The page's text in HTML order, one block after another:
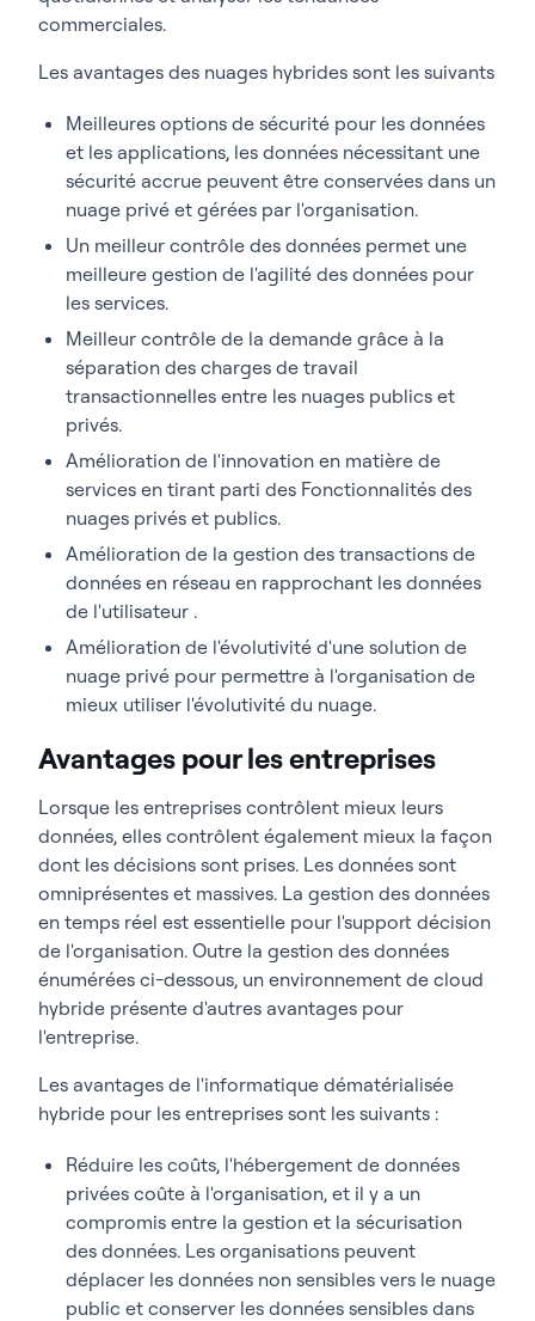
commerciales.
Les avantages des nuages hybrides sont les suivants
Meilleures options de sécurité pour les données
et les applications, les données nécessitant une
sécurité accrue peuvent être conservées dans un
nuage privé et gérées par l'organisation.
Un meilleur contrôle des données permet une
meilleure gestion de l'agilité des données pour
les services.
Meilleur contrôle de la demande grâce à la
séparation des charges de travail
transactionnelles entre les nuages publics et
privés.
Amélioration de l'innovation en matière de
services en tirant parti des Fonctionnalités des
nuages privés et publics.
Amélioration de la gestion des transactions de
données en réseau en rapprochant les données
de l'utilisateur .
Amélioration de l'évolutivité d'une solution de
nuage privé pour permettre à l'organisation de
mieux utiliser l'évolutivité du nuage.
Avantages pour les entreprises
Lorsque les entreprises contrôlent mieux leurs
données, elles contrôlent également mieux la façon
dont les décisions sont prises. Les données sont
omniprésentes et massives. La gestion des données
en temps réel est essentielle pour l'support décision
de l'organisation. Outre la gestion des données
énumérées ci-dessous, un environnement de cloud
hybride présente d'autres avantages pour
l'entreprise.
Les avantages de l'informatique dématérialisée
hybride pour les entreprises sont les suivants :
Réduire les coûts, l'hébergement de données
privées coûte à l'organisation, et il y a un
compromis entre la gestion et la sécurisation
des données. Les organisations peuvent
déplacer les données non sensibles vers le nuage
public et conserver les données sensibles dans